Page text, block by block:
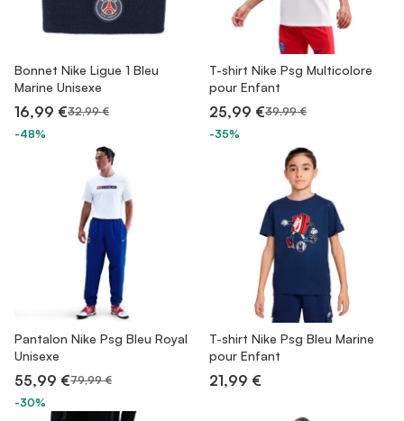
Bonnet Nike Ligue 1 Bleu
Marine Unisexe
16,99 €32,99 €
-48%
T-shirt Nike Psg Multicolore
pour Enfant
25,99 €39,99 €
-35%
Pantalon Nike Psg Bleu Royal
Unisexe
55,99 €79,99 €
-30%
T-shirt Nike Psg Bleu Marine
pour Enfant
21,99 €